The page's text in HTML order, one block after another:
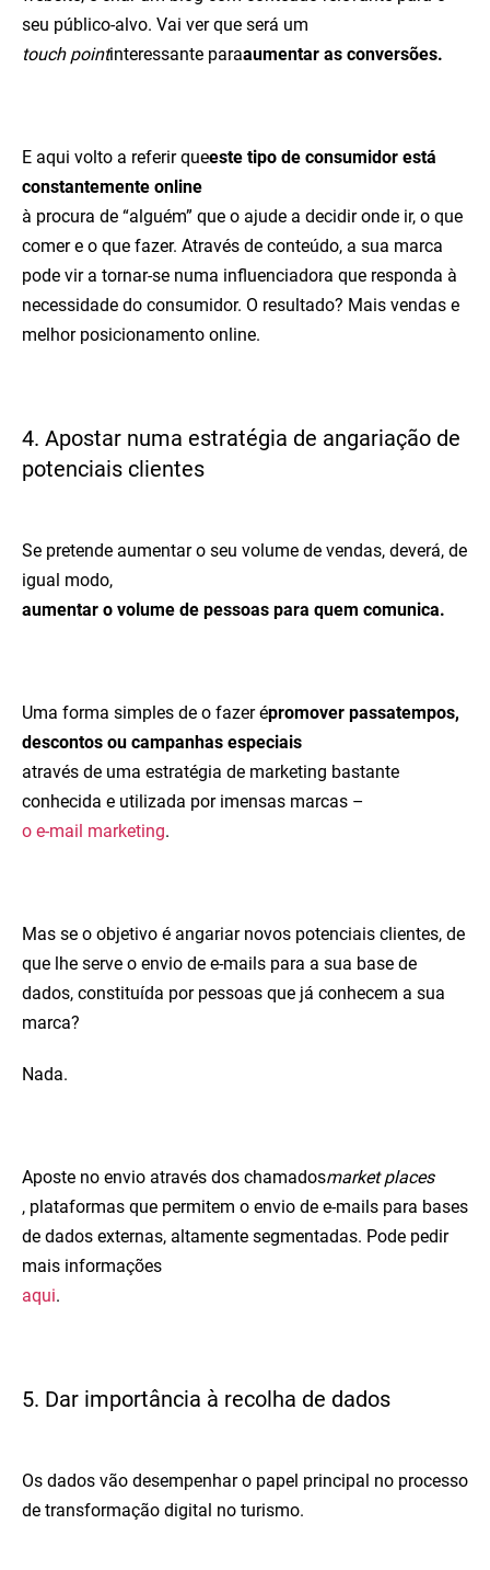
seu público-alvo. Vai ver que será um
touch pointinteressante paraaumentar as conversões.
E aqui volto a referir queeste tipo de consumidor está
constantemente online
à procura de “alguém” que o ajude a decidir onde ir, o que
comer e o que fazer. Através de conteúdo, a sua marca
pode vir a tornar-se numa influenciadora que responda à
necessidade do consumidor. O resultado? Mais vendas e
melhor posicionamento online.
4. Apostar numa estratégia de angariação de
potenciais clientes
Se pretende aumentar o seu volume de vendas, deverá, de
igual modo,
aumentar o volume de pessoas para quem comunica.
Uma forma simples de o fazer épromover passatempos,
descontos ou campanhas especiais
através de uma estratégia de marketing bastante
conhecida e utilizada por imensas marcas –
o e-mail marketing.
Mas se o objetivo é angariar novos potenciais clientes, de
que lhe serve o envio de e-mails para a sua base de
dados, constituída por pessoas que já conhecem a sua
marca?
Nada.
Aposte no envio através dos chamadosmarket places
, plataformas que permitem o envio de e-mails para bases
de dados externas, altamente segmentadas. Pode pedir
mais informações
aqui.
5. Dar importância à recolha de dados
Os dados vão desempenhar o papel principal no processo
de transformação digital no turismo.